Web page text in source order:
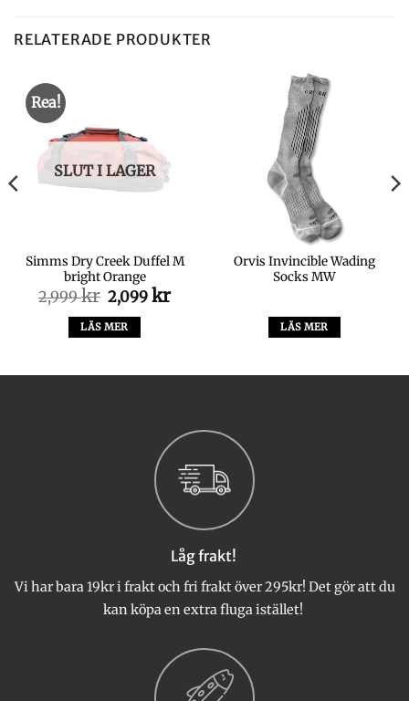
RELATERADE PRODUKTER
Rea!
SLUT I LAGER
Simms Dry Creek Duffel M
bright Orange
2,999kr Det
ursprungliga
priset
var:
2,099 krDet
LÄS MER
Orvis Invincible Wading
Socks MW
LÄS MER
Låg frakt!
Vi har bara 19kr i frakt och fri frakt över 295kr! Det gör att du
kan köpa en extra fluga istället!